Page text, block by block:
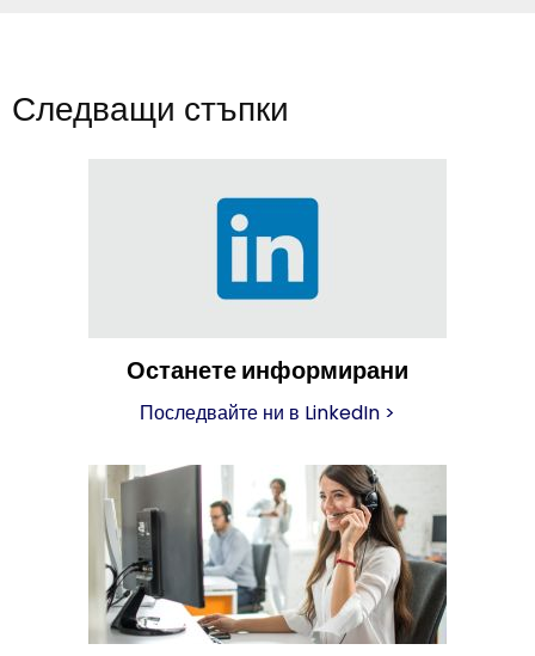
Следващи стъпки
Останете информирани
Последвайте ни в LinkedIn >